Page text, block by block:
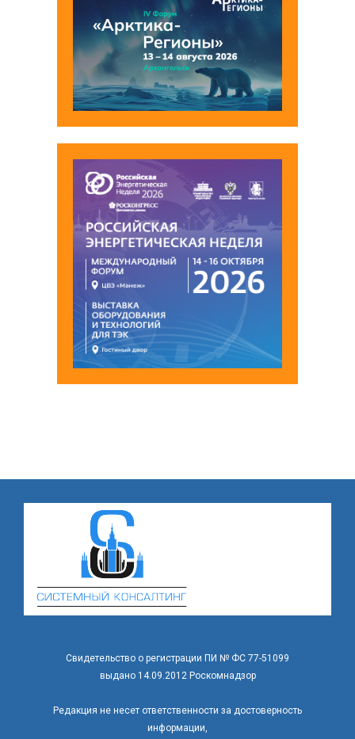
Свидетельство о регистрации ПИ № ФС 77-51099
выдано 14.09.2012 Роскомнадзор
Редакция не несет ответственности за достоверность
информации,